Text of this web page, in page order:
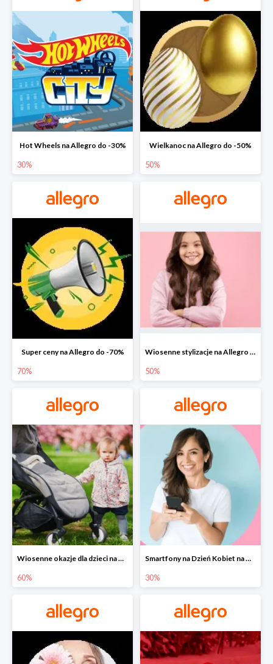
Hot Wheels na Allegro do -30%
30%
Wielkanoc na Allegro do -50%
50%
Super ceny na Allegro do -70%
70%
Wiosenne stylizacje na Allegro do -50%
50%
Wiosenne okazje dla dzieci na Allegro do -60%
60%
Smartfony na Dzień Kobiet na Allegro do -30%
30%